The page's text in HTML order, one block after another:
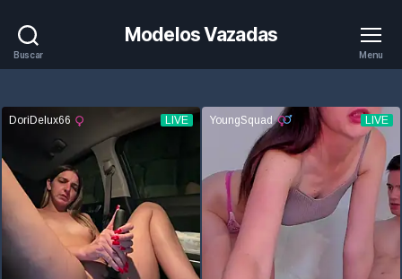
Buscar
Modelos Vazadas
Menu